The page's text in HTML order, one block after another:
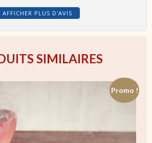
AFFICHER PLUS D'AVIS
SIMILAIRES
Promo !